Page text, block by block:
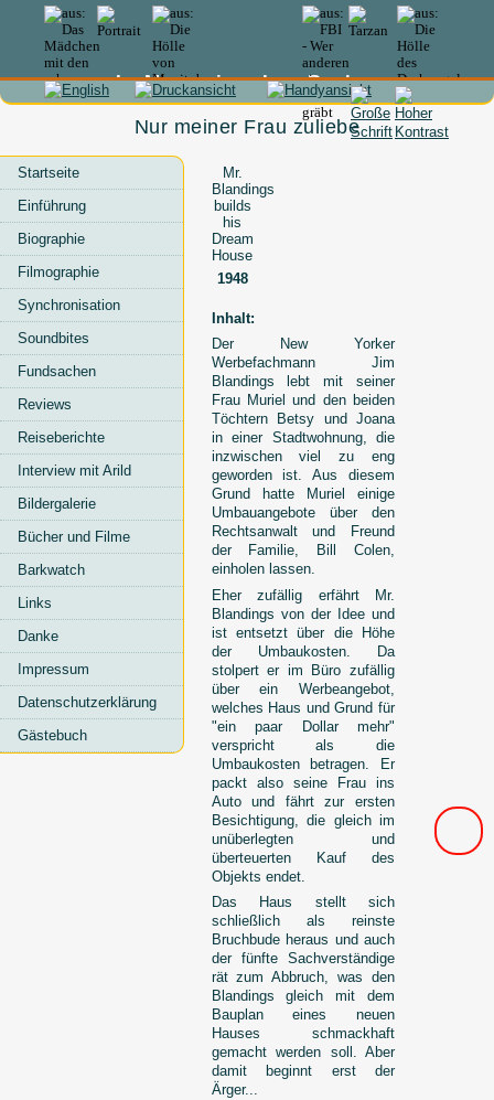
In Memoriam Lex Barker
Nur meiner Frau zuliebe
Startseite
Einführung
Biographie
Filmographie
Synchronisation
Soundbites
Fundsachen
Reviews
Reiseberichte
Interview mit Arild
Bildergalerie
Bücher und Filme
Barkwatch
Links
Danke
Impressum
Datenschutzerklärung
Gästebuch
Mr.
Blandings
builds
his
Dream
House
1948
Inhalt:
Der New Yorker
Werbefachmann Jim
Blandings lebt mit seiner
Frau Muriel und den beiden
Töchtern Betsy und Joana
in einer Stadtwohnung, die
inzwischen viel zu eng
geworden ist. Aus diesem
Grund hatte Muriel einige
Umbauangebote über den
Rechtsanwalt und Freund
der Familie, Bill Colen,
einholen lassen.
Eher zufällig erfährt Mr.
Blandings von der Idee und
ist entsetzt über die Höhe
der Umbaukosten. Da
stolpert er im Büro zufällig
über ein Werbeangebot,
welches Haus und Grund für
"ein paar Dollar mehr"
verspricht als die
Umbaukosten betragen. Er
packt also seine Frau ins
Auto und fährt zur ersten
Besichtigung, die gleich im
unüberlegten und
überteuerten Kauf des
Objekts endet.
Das Haus stellt sich
schließlich als reinste
Bruchbude heraus und auch
der fünfte Sachverständige
rät zum Abbruch, was den
Blandings gleich mit dem
Bauplan eines neuen
Hauses schmackhaft
gemacht werden soll. Aber
damit beginnt erst der
Ärger...